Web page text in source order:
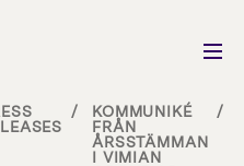
/
KOMMUNIKÉ
FRÅN
ÅRSSTÄMMAN
I VIMIAN
/